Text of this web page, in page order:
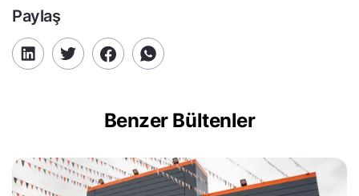
Paylaş
Benzer Bültenler